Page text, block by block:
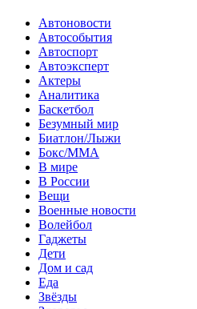
Автоновости
Автособытия
Автоспорт
Автоэксперт
Актеры
Аналитика
Баскетбол
Безумный мир
Биатлон/Лыжи
Бокс/MMA
В мире
В России
Вещи
Военные новости
Волейбол
Гаджеты
Дети
Дом и сад
Еда
Звёзды